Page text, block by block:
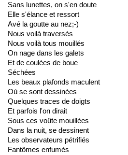
Sans lunettes, on s'en doute
Elle s'élance et ressort
Avé la goutte au nez;-)
Nous voilà traversés
Nous voilà tous mouillés
On nage dans les galets
Et de coulées de boue
Séchées
Les beaux plafonds maculent
Où se sont dessinées
Quelques traces de doigts
Et parfois l'on dirait
Sous ces voûte mouillées
Dans la nuit, se dessinent
Les observateurs pétrifiés
Fantômes enfumés